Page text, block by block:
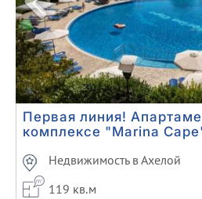
Первая линия!
комплексе "Marina
Недвижимость в Ахелой
119 кв.м